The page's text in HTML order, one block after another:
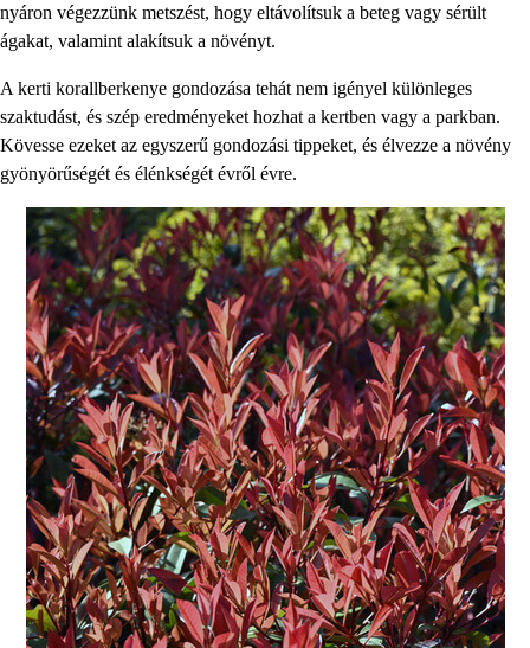
nyáron végezzünk metszést, hogy eltávolítsuk a beteg vagy sérült
ágakat, valamint alakítsuk a növényt.
A kerti korallberkenye gondozása tehát nem igényel különleges
szaktudást, és szép eredményeket hozhat a kertben vagy a parkban.
Kövesse ezeket az egyszerű gondozási tippeket, és élvezze a növény
gyönyörűségét és élénkségét évről évre.